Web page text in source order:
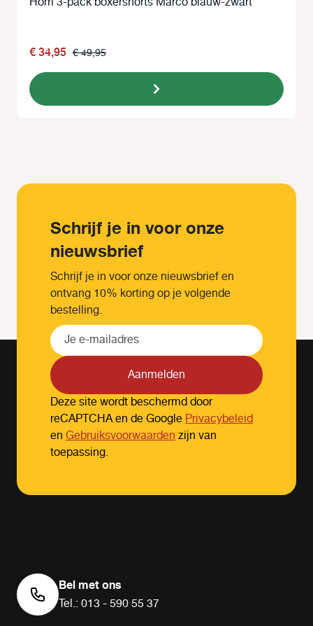
€ 34,95 € 49,95
Schrijf je in voor onze
nieuwsbrief
Schrijf je in voor onze nieuwsbrief en
ontvang 10% korting op je volgende
bestelling.
Aanmelden
Deze site wordt beschermd door
reCAPTCHA en de GooglePrivacybeleid
en Gebruiksvoorwaardenzijn van
toepassing.
Bel met ons
Tel.: 013 - 590 55 37